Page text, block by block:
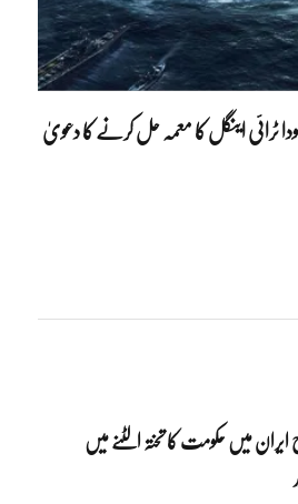
ٹرائی اینگل کا معمہ حل کرنے کا دعویٰ
ایران میں حکومت کا تختہ الٹنے میں